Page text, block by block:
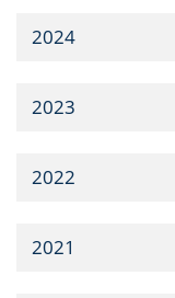
2024
2023
2022
2021